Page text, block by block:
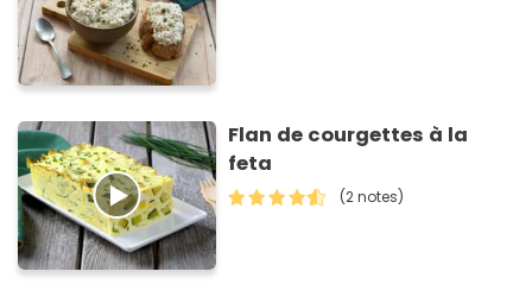
Flan de courgettes à la
feta
(2 notes)